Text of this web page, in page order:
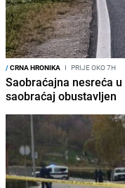
/CRNA HRONIKA I PRIJE OKO 7H
Saobraćajna nesreća
saobraćaj obustavljen